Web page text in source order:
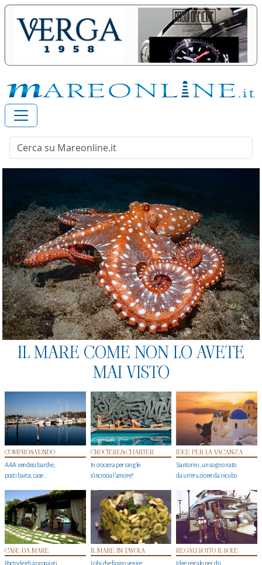
IL MARE COME NON LO AVETE
MAI VISTO
COMPRO&VENDO
AAA vendesi barche,
posti barca, case…
CROCIERE&CHARTER
In crociera per single
s'incrocia l’amore?
IDEE PER LA VACANZA
Santorini, un sogno nato
da un’eruzione da incubo
CASE DA MARE
Porto degli argonauti,
IL MARE IN TAVOLA
I cibi che fanno venire
REGALI SOTTO IL SOLE
Idee regalo per chi